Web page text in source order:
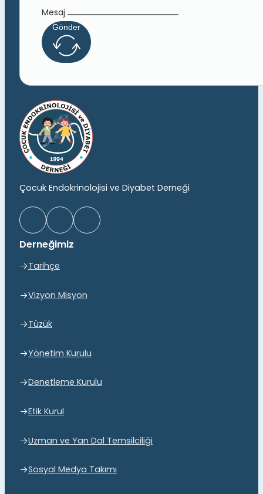
Mesaj
Gönder
Çocuk Endokrinolojisi ve Diyabet Derneği
Derneğimiz
Tarihçe
Vizyon Misyon
Tüzük
Yönetim Kurulu
Denetleme Kurulu
Etik Kurul
Uzman ve Yan Dal Temsilciliği
Sosyal Medya Takımı